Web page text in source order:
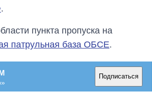
.
пункта пропуска на
патрульная база ОБСЕ.
Подписаться